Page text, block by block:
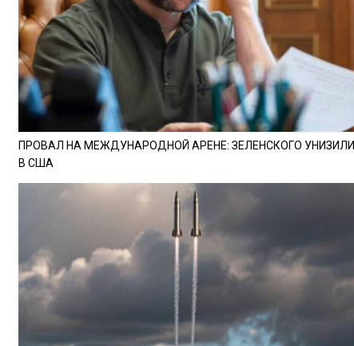
ПРОВАЛ НА МЕЖДУНАРОДНОЙ АРЕНЕ: ЗЕЛЕНСКОГО УНИЗИЛИ
В США